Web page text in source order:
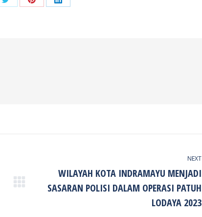
Share Share Share
NEXT
Next
WILAYAH KOTA INDRAMAYU MENJADI
SASARAN POLISI DALAM OPERASI PATUH
LODAYA 2023